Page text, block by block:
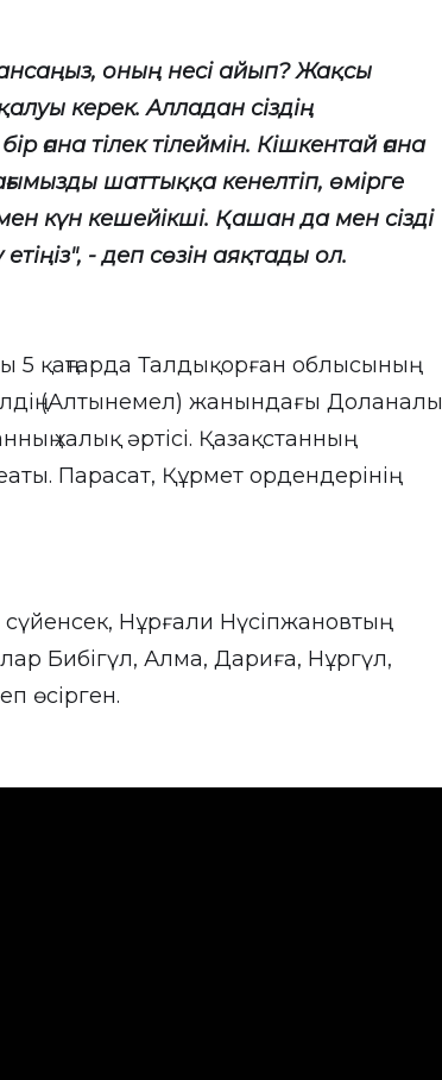
оның несі айып? Жақсы
керек. Алладан сіздің
ғана тілек тілеймін. Кішкентай ғана
шаттыққа кенелтіп, өмірге
күн кешейікші. Қашан да мен сізді
- деп сөзін аяқтады ол.
қаңтарда Талдықорған облысының
(Алтынемел) жанындағы Доланалы
халық әртісі. Қазақстанның
Парасат, Құрмет ордендерінің
Нұрғали Нүсіпжановтың
Бибігүл, Алма, Дариға, Нұргүл,
өсірген.